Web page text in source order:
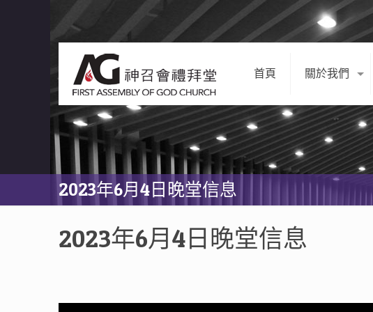
首頁 關於我們
2023年6月4日晚堂信息
2023年6月4日晚堂信息